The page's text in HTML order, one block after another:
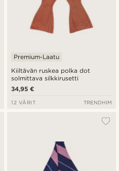
Kiiltävän ruskea polka dot
solmittava silkkirusetti
Premium-Laatu
34,95 €
12 VÄRIT TRENDHIM